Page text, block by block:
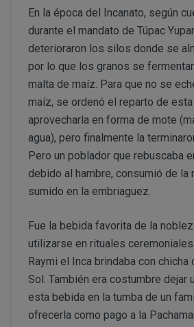
En la época del Incanato, según
durante el mandato de Túpac
deterioraron los silos donde se
por lo que los granos se
malta de maíz. Para que no se
maíz, se ordenó el reparto de
aprovecharla en forma de mote
agua), pero finalmente la
Pero un poblador que rebuscaba
debido al hambre, consumió de la
sumido en la embriaguez.
Fue la bebida favorita de la
utilizarse en rituales
Raymi el Inca brindaba con chicha
Sol. También era costumbre dejar
esta bebida en la tumba de un
ofrecerla como pago a la
Intentar acceder a las cuentas
sistemas informáticos de
Vulnerar los derechos de
información de PERUSTOCKS
Suplantar la identidad de
Reproducir, copiar, distribuir,
transformar o modificar los
correspondientes derechos o
Recabar datos con finalidad
con fines de venta u otras de
¿Por cuánto tiempo
¿Cuál es la legitimación para el
Consentimiento del interesado
Ejecución
Ejecución de medidas
través de www.perustocks.es.
estuviera disponible o si el
momento, mediante
producto agotado.
De no hallarse disponible el
PERUSTOCKS podrá
cuyo caso, el consumidor
resolución del contrato.
En caso de indisponibilidad
sustitución por el cliente, el
consumidor podrá reclamar el